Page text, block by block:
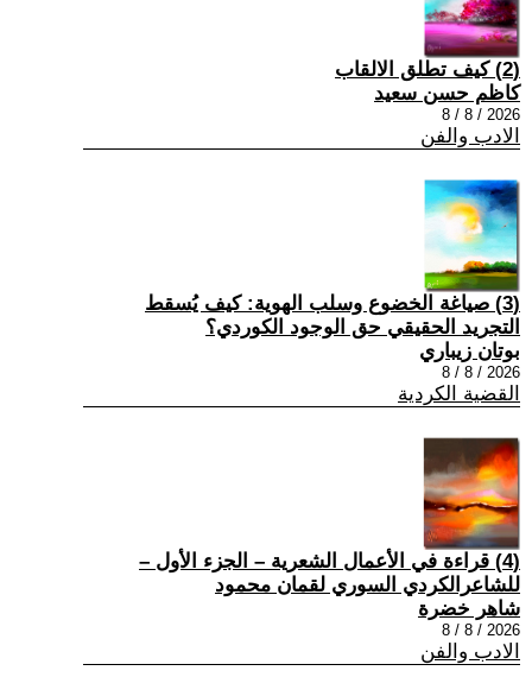
(2) كيف تطلق الالقاب
كاظم حسن سعيد
2026 / 8 / 8
الادب والفن
(3) صياغة الخضوع وسلب الهوية: كيف يُسقط
التجريد الحقيقي حق الوجود الكوردي؟
بوتان زيباري
2026 / 8 / 8
القضية الكردية
(4) قراءة في الأعمال الشعرية – الجزء الأول –
للشاعرالكردي السوري لقمان محمود
شاهر خضرة
2026 / 8 / 8
الادب والفن